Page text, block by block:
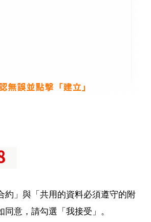
約」與「共用的資料必須遵守的附
同意，請勾選「我接受」。